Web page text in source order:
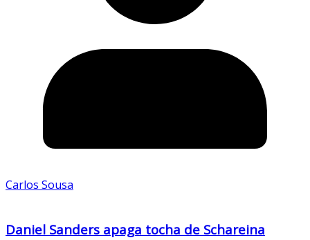
Carlos Sousa
Daniel Sanders apaga tocha de Schareina